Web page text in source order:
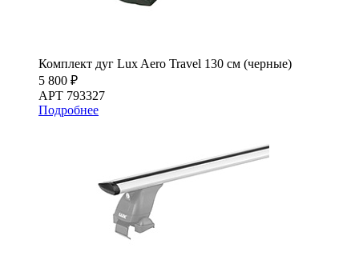
Комплект дуг Lux Aero Travel 130 см (черные)
5 800 ₽
АРТ 793327
Подробнее